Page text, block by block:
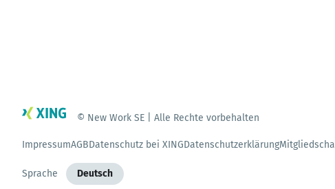
© New Work SE | Alle Rechte vorbehalten
ImpressumAGBDatenschutz bei XINGDatenschutzerklärung
Sprache Deutsch